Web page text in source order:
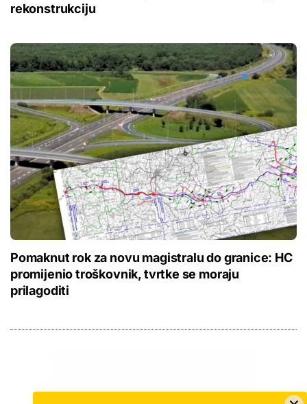
rekonstrukciju
Pomaknut rok za novu magistralu do granice: HC
promijenio troškovnik, tvrtke se moraju
prilagoditi